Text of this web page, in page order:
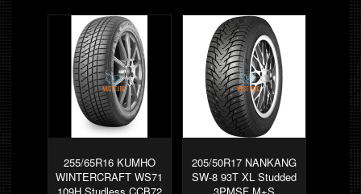
255/65R16 KUMHO
WINTERCRAFT WS71
205/50R17 NANKANG
SW-8 93T XL Studded